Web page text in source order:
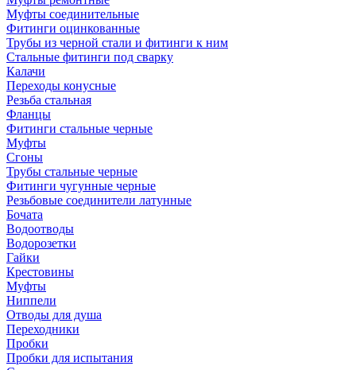
Муфты соединительные
Фитинги оцинкованные
Трубы из черной стали и фитинги к ним
Стальные фитинги под сварку
Калачи
Переходы конусные
Резьба стальная
Фланцы
Фитинги стальные черные
Муфты
Сгоны
Трубы стальные черные
Фитинги чугунные черные
Резьбовые соединители латунные
Бочата
Водоотводы
Водорозетки
Гайки
Крестовины
Муфты
Ниппели
Отводы для душа
Переходники
Пробки
Пробки для испытания